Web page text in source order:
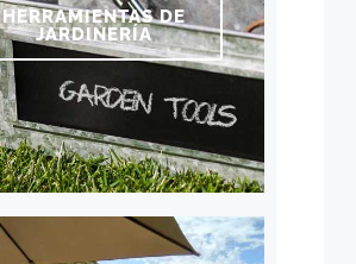
HERRAMIENTAS DE
JARDINERÍA